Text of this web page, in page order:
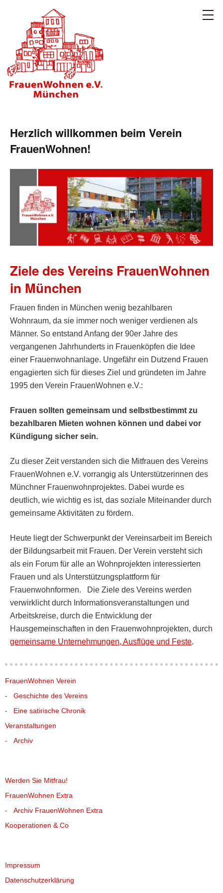
Herzlich willkommen beim Verein
FrauenWohnen!
Ziele des Vereins FrauenWohnen
in München
Frauen finden in München wenig bezahlbaren
Wohnraum, da sie immer noch weniger verdienen als
Männer. So entstand Anfang der 90er Jahre des
vergangenen Jahrhunderts in Frauenköpfen die Idee
einer Frauenwohnanlage. Ungefähr ein Dutzend Frauen
engagierten sich für dieses Ziel und gründeten im Jahre
1995 den Verein FrauenWohnen e.V.:
Frauen sollten gemeinsam und selbstbestimmt zu
bezahlbaren Mieten wohnen können und dabei vor
Kündigung sicher sein.
Zu dieser Zeit verstanden sich die Mitfrauen des Vereins
FrauenWohnen e.V. vorrangig als Unterstützerinnen des
Münchner Frauenwohnprojektes. Dabei wurde es
deutlich, wie wichtig es ist, das soziale Miteinander durch
gemeinsame Aktivitäten zu fördern.
Heute liegt der Schwerpunkt der Vereinsarbeit im Bereich
der Bildungsarbeit mit Frauen. Der Verein versteht sich
als ein Forum für alle an Wohnprojekten interessierten
Frauen und als Unterstützungsplattform für
Frauenwohnformen. Die Ziele des Vereins werden
verwirklicht durch Informationsveranstaltungen und
Arbeitskreise, durch die Entwicklung der
Hausgemeinschaften in den Frauenwohnprojekten, durch
gemeinsame Unternehmungen, Ausflüge und Feste.
FrauenWohnen Verein
Geschichte des Vereins
Eine satirische Chronik
Veranstaltungen
Archiv
Werden Sie Mitfrau!
FrauenWohnen Extra
Archiv FrauenWohnen Extra
Kooperationen & Co
Impressum
Datenschutzerklärung